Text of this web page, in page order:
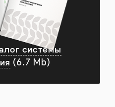
системы
(6.7 Mb)